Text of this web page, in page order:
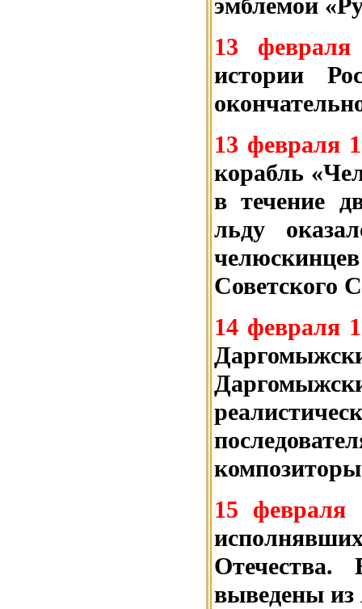
13
истории
13 февраля
корабль
в течение
льду
Советского
14 февраля
15
выведены из